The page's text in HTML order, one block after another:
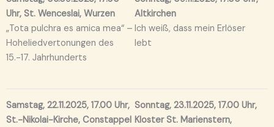
Uhr, St. Wenceslai, Wurzen
„Tota pulchra es amica mea“ –
Hoheliedvertonungen des
15.-17. Jahrhunderts
Altkirchen
Ich weiß, dass mein Erlöser
lebt
Samstag, 22.11.2025, 17.00 Uhr,
St.-Nikolai-Kirche, Constappel
Sonntag, 23.11.2025, 17.00 Uhr,
Kloster St. Marienstern,